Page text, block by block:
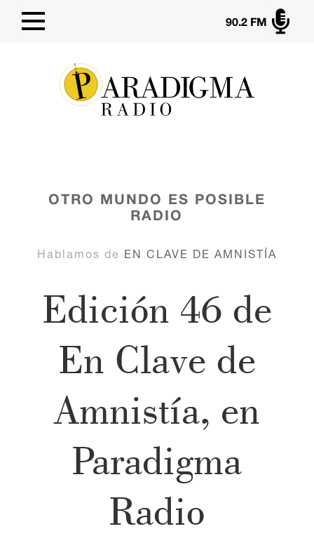

90.2 FM
OTRO MUNDO ES POSIBLE
RADIO
Hablamos de EN CLAVE DE AMNISTÍA
Edición 46 de
En Clave de
Amnistía, en
Paradigma
Radio